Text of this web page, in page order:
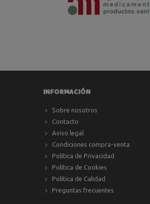
INFORMACIÓN
Sobre nosotros
Contacto
Aviso legal
Condiciones compra-venta
Política de Privacidad
Política de Cookies
Política de Calidad
Preguntas frecuentes